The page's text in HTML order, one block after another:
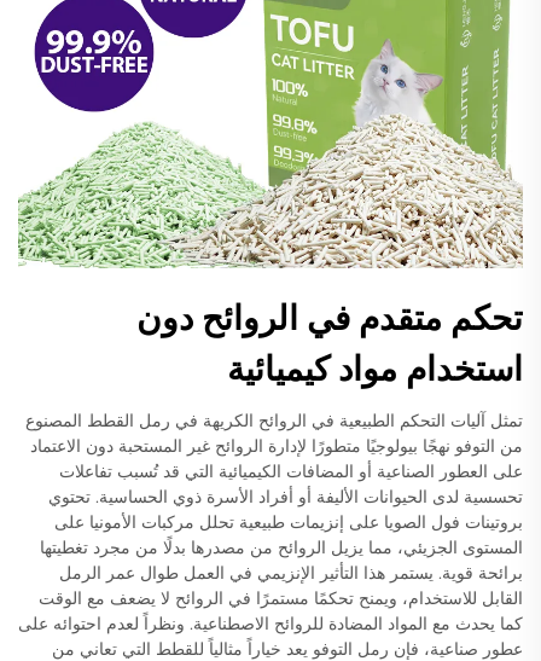
تحكم متقدم في الروائح دون
استخدام مواد كيميائية
تمثل آليات التحكم الطبيعية في الروائح الكريهة في رمل القطط المصنوع
من التوفو نهجًا بيولوجيًا متطورًا لإدارة الروائح غير المستحبة دون الاعتماد
على العطور الصناعية أو المضافات الكيميائية التي قد تُسبب تفاعلات
تحسسية لدى الحيوانات الأليفة أو أفراد الأسرة ذوي الحساسية. تحتوي
بروتينات فول الصويا على إنزيمات طبيعية تحلل مركبات الأمونيا على
المستوى الجزيئي، مما يزيل الروائح من مصدرها بدلًا من مجرد تغطيتها
برائحة قوية. يستمر هذا التأثير الإنزيمي في العمل طوال عمر الرمل
القابل للاستخدام، ويمنح تحكمًا مستمرًا في الروائح لا يضعف مع الوقت
كما يحدث مع المواد المضادة للروائح الاصطناعية. ونظراً لعدم احتوائه على
عطور صناعية، فإن رمل التوفو يعد خياراً مثالياً للقطط التي تعاني من